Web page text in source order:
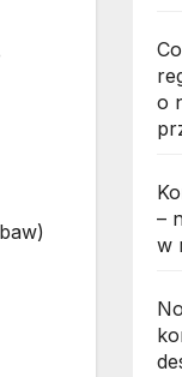
o
–
w